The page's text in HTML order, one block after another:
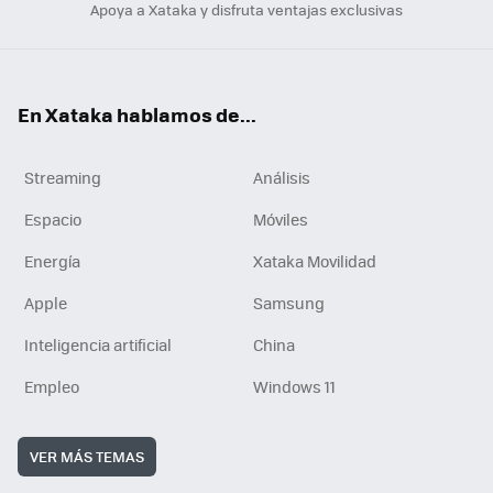
Apoya a Xataka y disfruta ventajas exclusivas
En Xataka hablamos de...
Streaming
Análisis
Espacio
Móviles
Energía
Xataka Movilidad
Apple
Samsung
Inteligencia artificial
China
Empleo
Windows 11
VER MÁS TEMAS